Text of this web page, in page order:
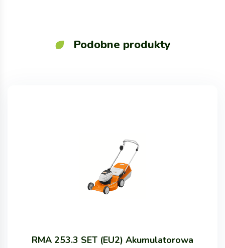
Podobne produkty
RMA 253.3 SET (EU2) Akumulatorowa